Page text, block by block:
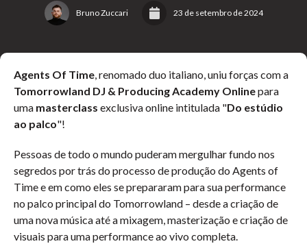
Bruno Zuccari 23 de setembro de 2024
Agents Of Time, renomado duo italiano, uniu forças com a
Tomorrowland DJ & Producing Academy Onlinepara
uma masterclass exclusiva online intitulada "Do estúdio
ao palco"!
Pessoas de todo o mundo puderam mergulhar fundo nos
segredos por trás do processo de produção do Agents of
Time e em como eles se prepararam para sua performance
no palco principal do Tomorrowland – desde a criação de
uma nova música até a mixagem, masterização e criação de
visuais para uma performance ao vivo completa.